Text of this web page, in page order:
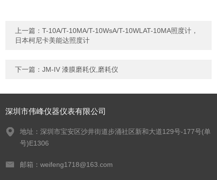
上一篇：T-10A/T-10MA/T-10WsA/T-10WLAT-10MA照度计，
日本柯尼卡美能达照度计
下一篇：JM-IV 漆膜磨耗仪,磨耗仪
深圳市伟峰仪器仪表有限公司
地址：深圳市宝安区沙井街道步涌社区新和大道129号-177号(单
号)E1306
邮箱：weifeng1718@163.com